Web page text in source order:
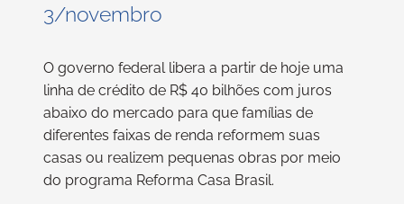
3/novembro
O governo federal libera a partir de hoje uma
linha de crédito de R$ 40 bilhões com juros
abaixo do mercado para que famílias de
diferentes faixas de renda reformem suas
casas ou realizem pequenas obras por meio
do programa Reforma Casa Brasil.